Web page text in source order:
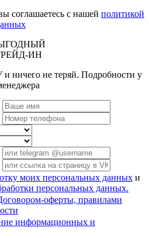
соглашаетесь с нашей политикой
ИН
ничего не теряй. Подробности у
моих персональных данных и
персональных данных.
оферты, правилами
информационных и